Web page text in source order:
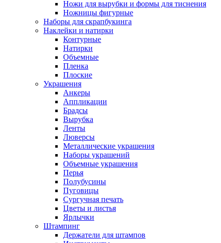
Ножи для вырубки и формы для тиснения
Ножницы фигурные
Наборы для скрапбукинга
Наклейки и натирки
Контурные
Натирки
Объемные
Пленка
Плоские
Украшения
Анкеры
Аппликации
Брадсы
Вырубка
Ленты
Люверсы
Металлические украшения
Наборы украшений
Объемные украшения
Перья
Полубусины
Пуговицы
Сургучная печать
Цветы и листья
Ярлычки
Штампинг
Держатели для штампов